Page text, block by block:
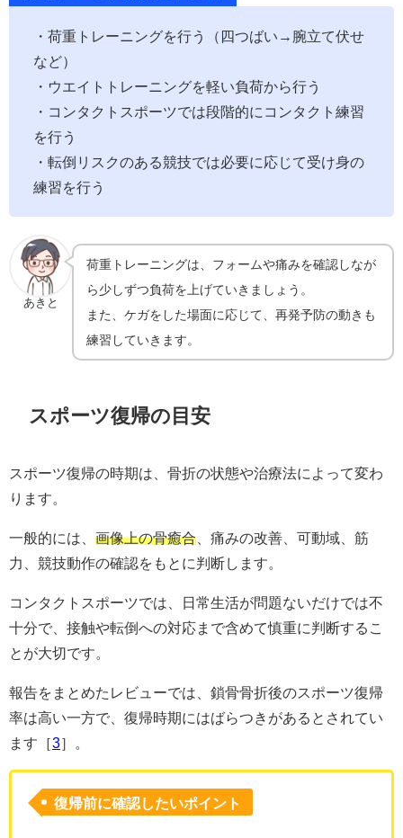
・荷重トレーニングを行う（四つばい→腕立て伏せ
など）
・ウエイトトレーニングを軽い負荷から行う
・コンタクトスポーツでは段階的にコンタクト練習
を行う
・転倒リスクのある競技では必要に応じて受け身の
練習を行う
あきと
荷重トレーニングは、フォームや痛みを確認しなが
ら少しずつ負荷を上げていきましょう。
また、ケガをした場面に応じて、再発予防の動きも
練習していきます。
スポーツ復帰の目安
スポーツ復帰の時期は、骨折の状態や治療法によって変わ
ります。
一般的には、 画像上の骨癒合 、痛みの改善、可動域、筋
力、競技動作の確認をもとに判断します。
コンタクトスポーツでは、日常生活が問題ないだけでは不
十分で、接触や転倒への対応まで含めて慎重に判断するこ
とが大切です。
報告をまとめたレビューでは、鎖骨骨折後のスポーツ復帰
率は高い一方で、復帰時期にはばらつきがあるとされてい
ます［3］。
復帰前に確認したいポイント